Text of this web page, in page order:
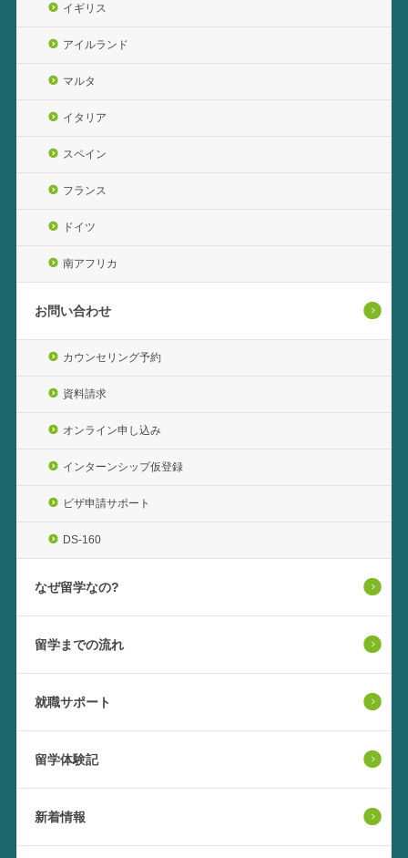
イギリス
アイルランド
マルタ
イタリア
スペイン
フランス
ドイツ
南アフリカ
お問い合わせ
カウンセリング予約
資料請求
オンライン申し込み
インターンシップ仮登録
ビザ申請サポート
DS-160
なぜ留学なの?
留学までの流れ
就職サポート
留学体験記
新着情報